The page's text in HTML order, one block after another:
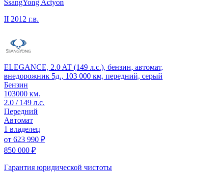
SsangYong Actyon
II 2012 г.в.
ELEGANCE, 2.0 AT (149 л.с.), бензин, автомат,
внедорожник 5д., 103 000 км, передний, серый
Бензин
103000 км.
2.0 / 149 л.с.
Передний
Автомат
1 владелец
от 623 990 ₽
850 000 ₽
Гарантия юридической чистоты